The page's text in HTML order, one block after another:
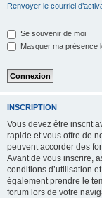
Renvoyer le courriel
Se souvenir de moi
Masquer ma présence
INSCRIPTION
Vous devez être inscrit
rapide et vous offre de
peuvent accorder des
Avant de vous inscrire,
conditions d’utilisation
également prendre le
forum lors de votre